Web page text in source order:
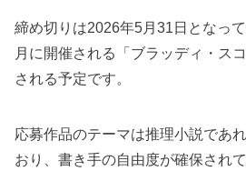
締め切りは2026年5月31日となっ
月に開催される「ブラッディ・ス
される予定です。
応募作品のテーマは推理小説であ
おり、書き手の自由度が確保され